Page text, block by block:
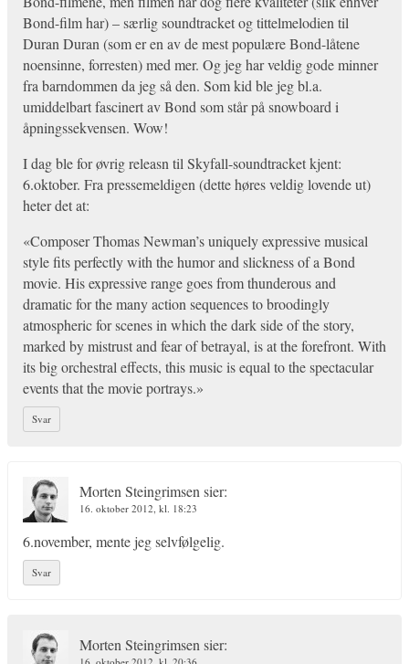
Bond-film har) – særlig soundtracket og tittelmelodien til
Duran Duran (som er en av de mest populære Bond-låtene
noensinne, forresten) med mer. Og jeg har veldig gode minner
fra barndommen da jeg så den. Som kid ble jeg bl.a.
umiddelbart fascinert av Bond som står på snowboard i
åpningssekvensen. Wow!
I dag ble for øvrig releasn til Skyfall-soundtracket kjent:
6.oktober. Fra pressemeldigen (dette høres veldig lovende ut)
heter det at:
«Composer Thomas Newman’s uniquely expressive musical
style fits perfectly with the humor and slickness of a Bond
movie. His expressive range goes from thunderous and
dramatic for the many action sequences to broodingly
atmospheric for scenes in which the dark side of the story,
marked by mistrust and fear of betrayal, is at the forefront. With
its big orchestral effects, this music is equal to the spectacular
events that the movie portrays.»
Svar
Morten Steingrimsen sier:
16. oktober 2012, kl. 18:23
6.november, mente jeg selvfølgelig.
Svar
Morten Steingrimsen sier: